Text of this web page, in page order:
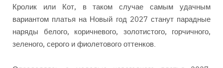
Кролик или Кот, в таком случае самым удачным
вариантом платья на Новый год 2027 станут парадные
наряды белого, коричневого, золотистого, горчичного,
зеленого, серого и фиолетового оттенков.